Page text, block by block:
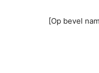
[Op bevel